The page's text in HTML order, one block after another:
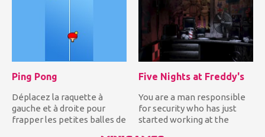
Ping Pong
Déplacez la raquette à
gauche et à droite pour
frapper les petites balles de
Five Nights at Freddy's
You are a man responsible
for security who has just
started working at the